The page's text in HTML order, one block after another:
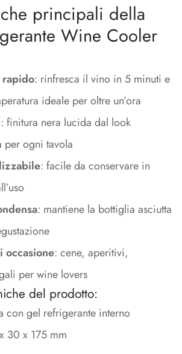
principali della
Wine Cooler
rapido: rinfresca il vino in 5 minuti e
ideale per oltre un’ora
: finitura nera lucida dal look
per ogni tavola
: facile da conservare in
: mantiene la bottiglia asciutta
occasione: cene, aperitivi,
per wine lovers
del prodotto:
con gel refrigerante interno
30 x 175 mm